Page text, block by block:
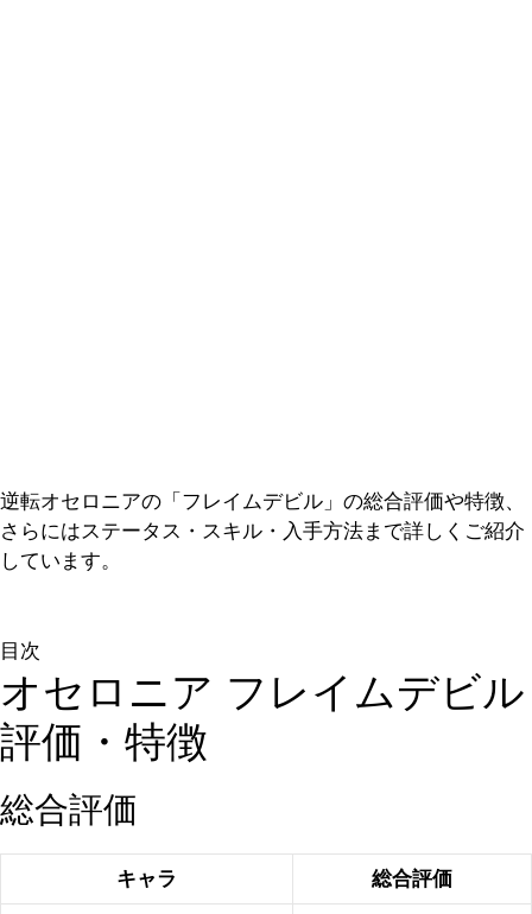
逆転オセロニアの「フレイムデビル」の総合評価や特徴、
さらにはステータス・スキル・入手方法まで詳しくご紹介
しています。
目次
オセロニア フレイムデビル
評価・特徴
総合評価
キャラ 総合評価